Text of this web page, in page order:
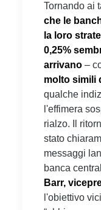
Tornando ai
che le
la loro
0,25%
arrivano –
molto simili
qualche
l'effimera
rialzo. Il
stato
messaggi
banca
Barr,
l'obiettivo